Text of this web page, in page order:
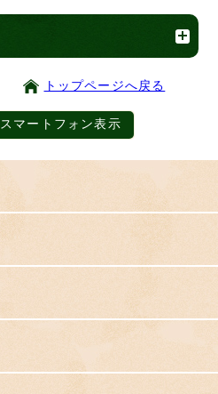
トップページへ戻る
スマートフォン表示